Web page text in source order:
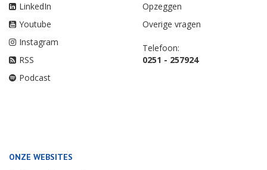
LinkedIn
Youtube
Instagram
RSS
Podcast
Opzeggen
Overige vragen
Telefoon:
0251 - 257924
ONZE WEBSITES